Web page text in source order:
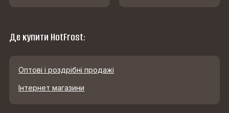
Де купити HotFrost:
Оптові і роздрібні продажі
Інтернет магазини